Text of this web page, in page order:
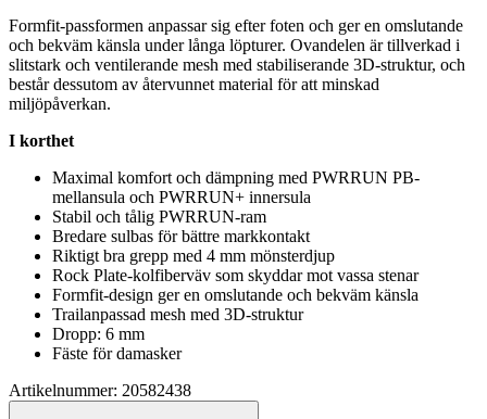
Formfit-passformen anpassar sig efter foten och ger en omslutande
och bekväm känsla under långa löpturer. Ovandelen är tillverkad i
slitstark och ventilerande mesh med stabiliserande 3D-struktur, och
består dessutom av återvunnet material för att minskad
miljöpåverkan.
I korthet
Maximal komfort och dämpning med PWRRUN PB-
mellansula och PWRRUN+ innersula
Stabil och tålig PWRRUN-ram
Bredare sulbas för bättre markkontakt
Riktigt bra grepp med 4 mm mönsterdjup
Rock Plate-kolfiberväv som skyddar mot vassa stenar
Formfit-design ger en omslutande och bekväm känsla
Trailanpassad mesh med 3D-struktur
Dropp: 6 mm
Fäste för damasker
Artikelnummer: 20582438